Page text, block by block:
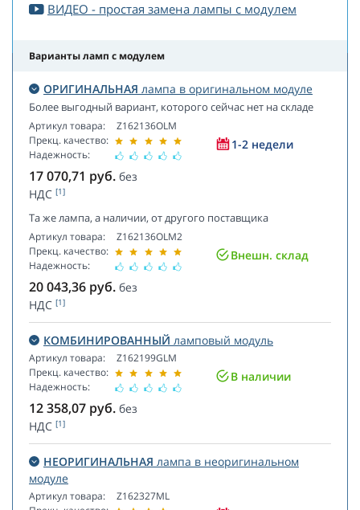
ВИДЕО - простая замена лампы с модулем
Варианты ламп с модулем
ОРИГИНАЛЬНАЯ лампа в оригинальном модуле
Более выгодный вариант, которого сейчас нет на складе
Артикул товара:
Прекц. качество:
Надежность:
Z162136OLM
1-2 недели
17 070,71 руб. без
НДС [1]
Та же лампа, а наличии, от другого поставщика
Артикул товара:
Прекц. качество:
Надежность:
Z162136OLM2
Внешн. склад
20 043,36 руб. без
НДС [1]
КОМБИНИРОВАННЫЙ ламповый модуль
Артикул товара:
Прекц. качество:
Надежность:
Z162199GLM
В наличии
12 358,07 руб. без
НДС [1]
НЕОРИГИНАЛЬНАЯ лампа в неоригинальном
модуле
Артикул товара:
Z162327ML